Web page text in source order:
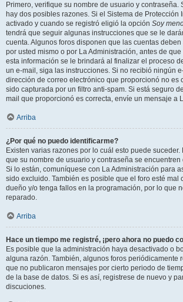
Primero, verifique su nombre de usuario y contraseña.
hay dos posibles razones. Si el Sistema de Protección
activado y cuando se registró eligió la opción Soy
tendrá que seguir algunas instrucciones que se le
cuenta. Algunos foros disponen que las cuentas
por usted mismo o por La Administración, antes de
esta información se le brindará al finalizar el proceso
un e-mail, siga las instrucciones. Si no recibió ningún
dirección de correo electrónico que proporcionó no es
sido capturada por un filtro anti-spam. Si está seguro
mail que proporcionó es correcta, envíe un mensaje a
Arriba
¿Por qué no puedo identificarme?
Existen varias razones por lo cuál esto puede
que su nombre de usuario y contraseña se encuentren
Si lo están, comuníquese con La Administración para
sido excluido. También es posible que el foro esté mal
dueño y/o tenga fallos en la programación, por lo que
reparado.
Arriba
Hace un tiempo me registré, ¡pero ahora no puedo
Es posible que la administración haya desactivado o
alguna razón. También, algunos foros periódicamente
que no publicaron mensajes por cierto periodo de
de la base de datos. Si es así, registrese de nuevo y
discuciones.